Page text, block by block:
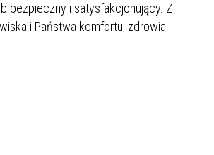
bezpieczny i satysfakcjonujący. Z
i Państwa komfortu, zdrowia i